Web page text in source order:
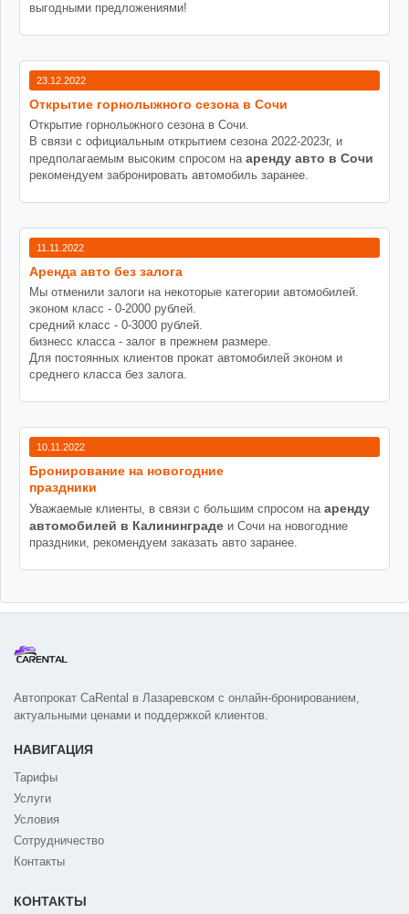
выгодными предложениями!
23.12.2022
Открытие горнолыжного сезона в Сочи
Открытие горнолыжного сезона в Сочи.
В связи с официальным открытием сезона 2022-2023г, и
предполагаемым высоким спросом на аренду авто в Сочи
рекомендуем забронировать автомобиль заранее.
11.11.2022
Аренда авто без залога
Мы отменили залоги на некоторые категории автомобилей.
эконом класс - 0-2000 рублей.
средний класс - 0-3000 рублей.
бизнесс класса - залог в прежнем размере.
Для постоянных клиентов прокат автомобилей эконом и
среднего класса без залога.
10.11.2022
Бронирование на новогодние
праздники
Уважаемые клиенты, в связи с большим спросом на аренду
автомобилей в Калининграде и Сочи на новогодние
праздники, рекомендуем заказать авто заранее.
Автопрокат CaRental в Лазаревском с онлайн-бронированием,
актуальными ценами и поддержкой клиентов.
НАВИГАЦИЯ
Тарифы
Услуги
Условия
Сотрудничество
Контакты
КОНТАКТЫ